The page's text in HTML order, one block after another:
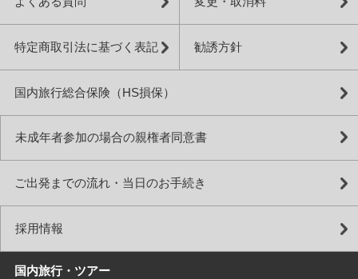
特定商取引法に基づく表記 勧誘方針
国内旅行総合保険（HS損保）
未成年者参加の場合の親権者同意書
ご出発までの流れ・当日のお手続き
採用情報
国内旅行・ツアー